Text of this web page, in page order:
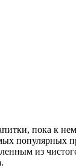
пока к
популярных
из